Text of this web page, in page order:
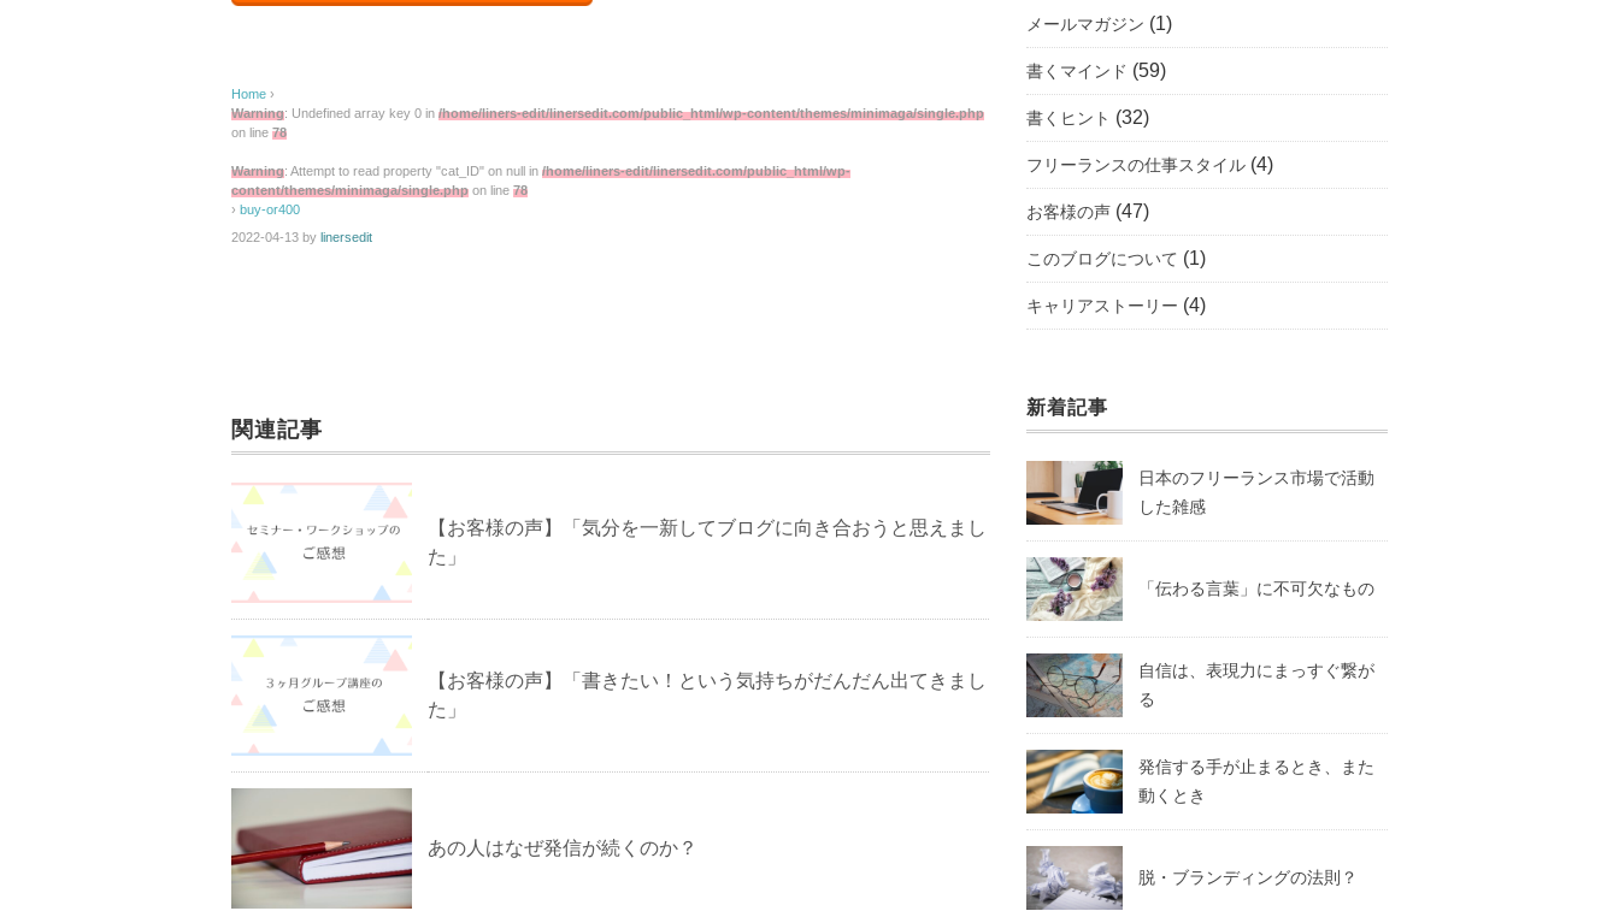
Home ›
Warning: Undefined array key 0 in /home/liners-edit/linersedit.com/public_html/wp-content/themes/minimaga/single.php
on line 78
Warning: Attempt to read property "cat_ID" on null in /home/liners-edit/linersedit.com/public_html/wp-
content/themes/minimaga/single.php on line 78
› buy-or400
2022-04-13 by linersedit
関連記事
【お客様の声】「気分を一新してブログに向き合おうと思えまし
た」
【お客様の声】「書きたい！という気持ちがだんだん出てきまし
た」
あの人はなぜ発信が続くのか？
メールマガジン (1)
書くマインド (59)
書くヒント (32)
フリーランスの仕事スタイル (4)
お客様の声 (47)
このブログについて (1)
キャリアストーリー (4)
新着記事
日本のフリーランス市場で活動
した雑感
「伝わる言葉」に不可欠なもの
自信は、表現力にまっすぐ繋が
る
発信する手が止まるとき、また
動くとき
脱・ブランディングの法則？